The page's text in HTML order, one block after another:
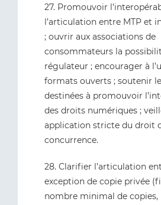
27. Promouvoir
l’articulation entre MTP et
; ouvrir aux associations de
consommateurs la
régulateur ; encourager à
formats ouverts ; soutenir
destinées à promouvoir
des droits numériques ;
application stricte du droit
concurrence.
28. Clarifier l’articulation
exception de copie privée
nombre minimal de copies,